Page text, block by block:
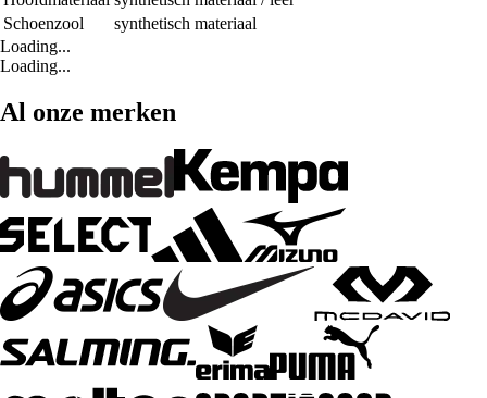
Schoenzool
synthetisch materiaal
Loading...
Loading...
Al onze merken